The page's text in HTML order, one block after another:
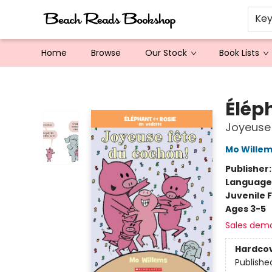
Home Browse Our Stock Book Lists
Mo
Juvenile
Ages 3-5
Sales